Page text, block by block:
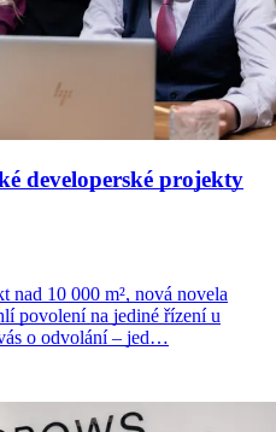
developerské projekty
nad 10 000 m², nová novela
povolení na jediné řízení u
o odvolání – jed…